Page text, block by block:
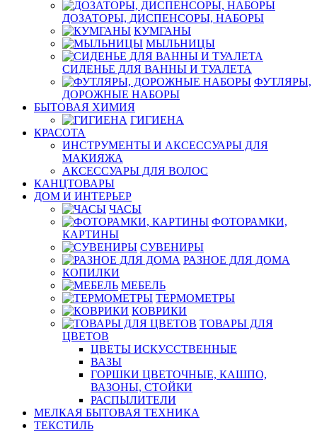
ДОЗАТОРЫ, ДИСПЕНСОРЫ, НАБОРЫ
КУМГАНЫ
МЫЛЬНИЦЫ
СИДЕНЬЕ ДЛЯ ВАННЫ И ТУАЛЕТА
ФУТЛЯРЫ,
ДОРОЖНЫЕ НАБОРЫ
БЫТОВАЯ ХИМИЯ
ГИГИЕНА
КРАСОТА
ИНСТРУМЕНТЫ И АКСЕССУАРЫ ДЛЯ
МАКИЯЖА
АКСЕССУАРЫ ДЛЯ ВОЛОС
КАНЦТОВАРЫ
ДОМ И ИНТЕРЬЕР
ЧАСЫ
ФОТОРАМКИ,
КАРТИНЫ
СУВЕНИРЫ
РАЗНОЕ ДЛЯ ДОМА
КОПИЛКИ
МЕБЕЛЬ
ТЕРМОМЕТРЫ
КОВРИКИ
ТОВАРЫ ДЛЯ
ЦВЕТОВ
ЦВЕТЫ ИСКУССТВЕННЫЕ
ВАЗЫ
ГОРШКИ ЦВЕТОЧНЫЕ, КАШПО,
ВАЗОНЫ, СТОЙКИ
РАСПЫЛИТЕЛИ
МЕЛКАЯ БЫТОВАЯ ТЕХНИКА
ТЕКСТИЛЬ